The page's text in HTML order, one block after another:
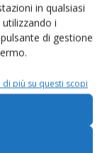
in qualsiasi
i
di gestione
di più su questi scopi